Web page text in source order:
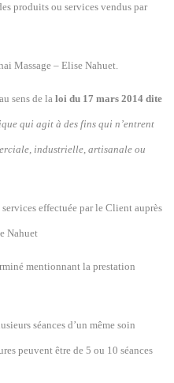
produits ou services vendus par
Massage – Elise Nahuet.
sens de la loi du 17 mars 2014 dite
qui agit à des fins qui n’entrent
industrielle, artisanale ou
effectuée par le Client auprès
Nahuet
mentionnant la prestation
séances d’un même soin
peuvent être de 5 ou 10 séances